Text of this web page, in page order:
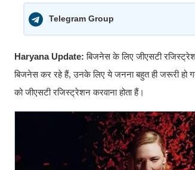
Telegram Group
Haryana Update: बिजनेस के लिए जीएसटी
बिजनेस कर रहे हैं, उनके लिए ये जनना बहुत ही जरूरी हो
को जीएसटी रजिस्ट्रेशन करवाना होता हैं।